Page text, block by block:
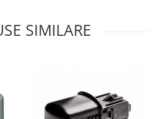
SIMILARE